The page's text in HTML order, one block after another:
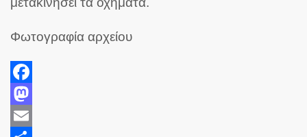
Φωτογραφία αρχείου
Facebook
Mastodon